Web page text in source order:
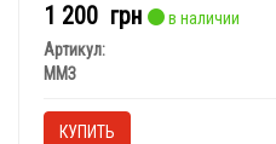
1 200 грн
в наличии
Артикул:
ММЗ
КУПИТЬ